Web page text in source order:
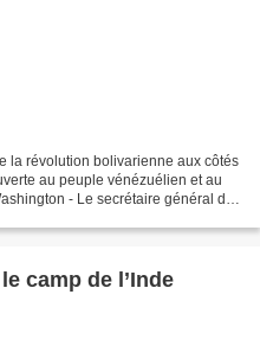
la révolution bolivarienne aux côtés
au peuple vénézuélien et au
- Le secrétaire général de
camp de l’Inde